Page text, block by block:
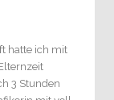
hatte ich mit
3 Stunden